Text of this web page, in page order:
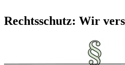
Rechtsschutz: Wir